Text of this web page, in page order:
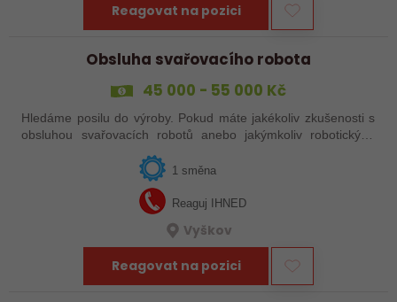
Reagovat na pozici
Obsluha svařovacího robota
45 000 - 55 000 Kč
Hledáme posilu do výroby. Pokud máte jakékoliv zkušenosti s
obsluhou svařovacích robotů anebo jakýmkoliv robotickým,
1 směna
Reaguj IHNED
Vyškov
Reagovat na pozici